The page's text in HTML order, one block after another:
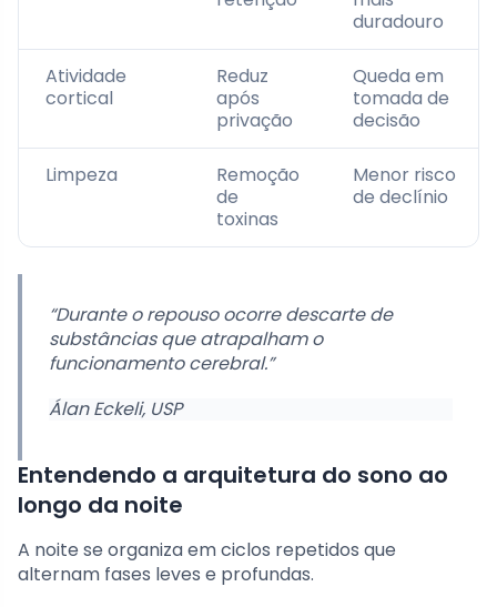
duradouro
Atividade
cortical
Reduz
após
privação
Queda em
tomada de
decisão
Limpeza
Remoção
de
toxinas
Menor risco
de declínio
“Durante o repouso ocorre descarte de
substâncias que atrapalham o
funcionamento cerebral.”
Álan Eckeli, USP
Entendendo a arquitetura do sono ao
longo da noite
A noite se organiza em ciclos repetidos que
alternam fases leves e profundas.